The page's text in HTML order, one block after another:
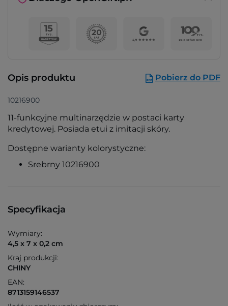
Opis produktu Pobierz do PDF
10216900
11-funkcyjne multinarzędzie w postaci karty
kredytowej. Posiada etui z imitacji skóry.
Dostępne warianty kolorystyczne:
Srebrny 10216900
Specyfikacja
Wymiary:
4,5 x 7 x 0,2 cm
Kraj produkcji:
CHINY
EAN:
8713159146537